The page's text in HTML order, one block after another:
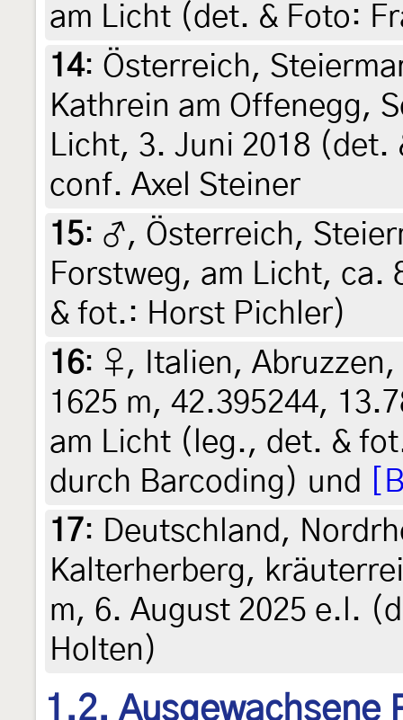
am Licht (det. & Foto:
14: Österreich,
Kathrein am Offenegg,
Licht, 3. Juni 2018
conf. Axel Steiner
15: ♂, Österreich,
Forstweg, am Licht, ca.
& fot.: Horst Pichler)
16: ♀, Italien,
1625 m, 42.395244,
am Licht (leg., det. &
durch Barcoding) und
17: Deutschland,
Kalterherberg,
m, 6. August 2025 e.l.
Holten)
1.2. Ausgewachsene